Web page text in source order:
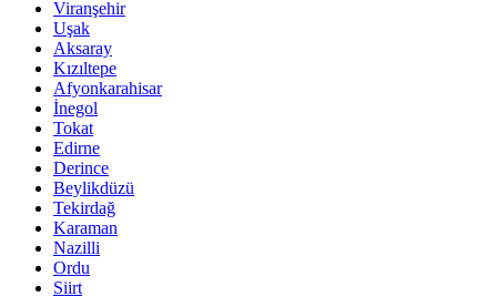
Viranşehir
Uşak
Aksaray
Kızıltepe
Afyonkarahisar
İnegol
Tokat
Edirne
Derince
Beylikdüzü
Tekirdağ
Karaman
Nazilli
Ordu
Siirt